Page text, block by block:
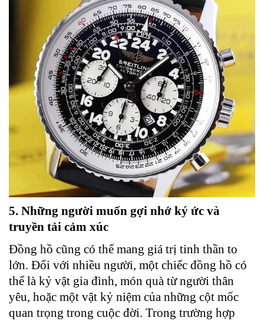
5. Những người muốn gợi nhớ ký ức và
truyền tải cảm xúc
Đồng hồ cũng có thể mang giá trị tinh thần to
lớn. Đối với nhiều người, một chiếc đồng hồ có
thể là kỷ vật gia đình, món quà từ người thân
yêu, hoặc một vật kỷ niệm của những cột mốc
quan trọng trong cuộc đời. Trong trường hợp